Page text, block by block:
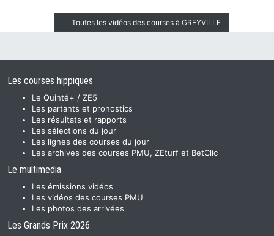
Toutes les vidéos des courses à GREYVILLE
Les courses hippiques
Le Quinté+ / ZE5
Les partants et pronostics
Les résultats et rapports
Les sélections du jour
Les lignes des courses du jour
Les archives des courses PMU, ZEturf et BetClic
Le multimedia
Les émissions vidéos
Les vidéos des courses PMU
Les photos des arrivées
Les Grands Prix 2026